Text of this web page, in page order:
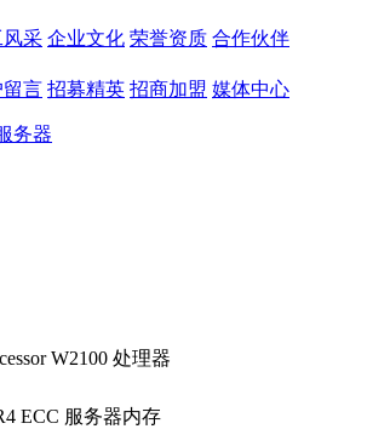
风采 企业文化 荣誉资质 合作伙伴
言 招募精英 招商加盟 媒体中心
务器
W2100 处理器
ECC 服务器内存